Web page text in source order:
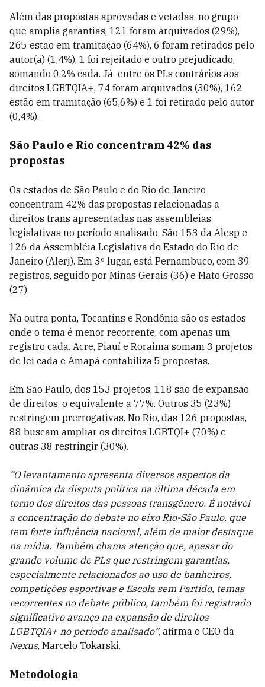
Além das propostas aprovadas e vetadas, no grupo
que amplia garantias, 121 foram arquivados (29%),
265 estão em tramitação (64%), 6 foram retirados pelo
autor(a) (1,4%), 1 foi rejeitado e outro prejudicado,
somando 0,2% cada. Já entre os PLs contrários aos
direitos LGBTQIA+, 74 foram arquivados (30%), 162
estão em tramitação (65,6%) e 1 foi retirado pelo autor
(0,4%).
São Paulo e Rio concentram 42% das
propostas
Os estados de São Paulo e do Rio de Janeiro
concentram 42% das propostas relacionadas a
direitos trans apresentadas nas assembleias
legislativas no período analisado. São 153 da Alesp e
126 da Assembléia Legislativa do Estado do Rio de
Janeiro (Alerj). Em 3º lugar, está Pernambuco, com 39
registros, seguido por Minas Gerais (36) e Mato Grosso
(27).
Na outra ponta, Tocantins e Rondônia são os estados
onde o tema é menor recorrente, com apenas um
registro cada. Acre, Piauí e Roraima somam 3 projetos
de lei cada e Amapá contabiliza 5 propostas.
Em São Paulo, dos 153 projetos, 118 são de expansão
de direitos, o equivalente a 77%. Outros 35 (23%)
restringem prerrogativas. No Rio, das 126 propostas,
88 buscam ampliar os direitos LGBTQI+ (70%) e
outras 38 restringir (30%).
“O levantamento apresenta diversos aspectos da
dinâmica da disputa política na última década em
torno dos direitos das pessoas transgênero. É notável
a concentração do debate no eixo Rio-São Paulo, que
tem forte influência nacional, além de maior destaque
na mídia. Também chama atenção que, apesar do
grande volume de PLs que restringem garantias,
especialmente relacionados ao uso de banheiros,
competições esportivas e Escola sem Partido, temas
recorrentes no debate público, também foi registrado
significativo avanço na expansão de direitos
LGBTQIA+ no período analisado”, afirma o CEO da
Nexus, Marcelo Tokarski.
Metodologia